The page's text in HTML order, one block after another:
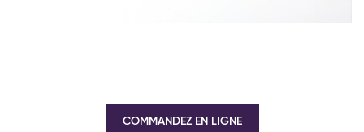
COMMANDEZ EN LIGNE